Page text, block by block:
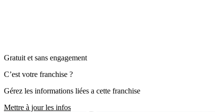
Gratuit et sans engagement
C’est votre franchise ?
Gérez les informations liées a cette franchise
Mettre à jour les infos